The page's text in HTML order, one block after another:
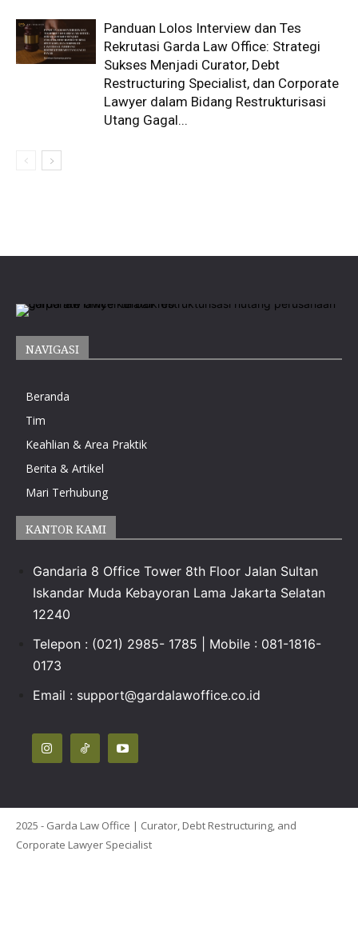
Panduan Lolos Interview dan Tes
Rekrutasi Garda Law Office: Strategi
Sukses Menjadi Curator, Debt
Restructuring Specialist, dan Corporate
Lawyer dalam Bidang Restrukturisasi
Utang Gagal...
NAVIGASI
Beranda
Tim
Keahlian & Area Praktik
Berita & Artikel
Mari Terhubung
KANTOR KAMI
Gandaria 8 Office Tower 8th Floor Jalan Sultan
Iskandar Muda Kebayoran Lama Jakarta Selatan
12240
Telepon : (021) 2985- 1785 | Mobile : 081-1816-
0173
Email : support@gardalawoffice.co.id
2025 - Garda Law Office | Curator, Debt Restructuring, and
Corporate Lawyer Specialist